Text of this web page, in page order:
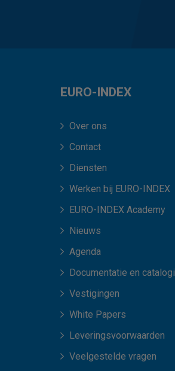
EURO-INDEX
Over ons
Contact
Diensten
Werken bij EURO-INDEX
EURO-INDEX Academy
Nieuws
Agenda
Documentatie en catalogi
Vestigingen
White Papers
Leveringsvoorwaarden
Veelgestelde vragen